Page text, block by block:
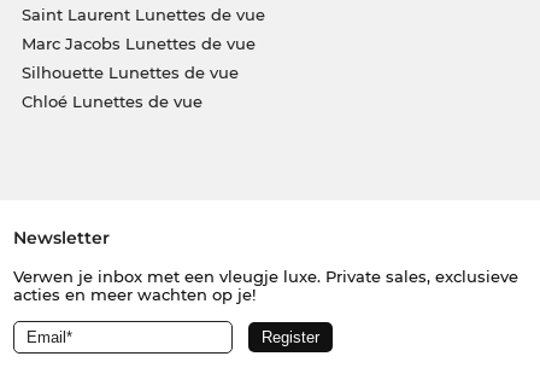
Saint Laurent Lunettes de vue
Marc Jacobs Lunettes de vue
Silhouette Lunettes de vue
Chloé Lunettes de vue
Newsletter
Verwen je inbox met een vleugje luxe. Private sales, exclusieve
acties en meer wachten op je!